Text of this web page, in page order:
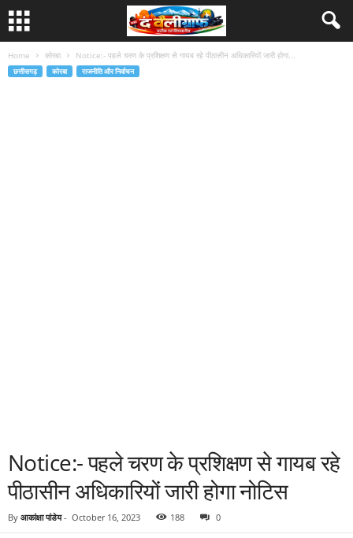
Home कोरबा Notice:- पहले चरण के प्रशिक्षण से गायब रहे पीठासीन अधिकारियों जारी होगा...
छत्तीसगढ़ कोरबा राजनीति और निर्वाचन
Notice:- पहले चरण के प्रशिक्षण से गायब रहे
पीठासीन अधिकारियों जारी होगा नोटिस
By आकांक्षा पांडेय- October 16, 2023 188 0